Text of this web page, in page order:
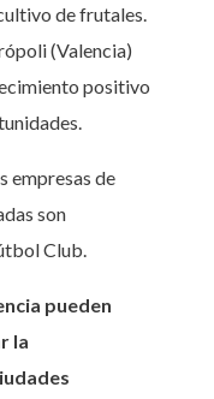
de frutales.
(Valencia)
positivo
empresas de
son
Club.
pueden
la